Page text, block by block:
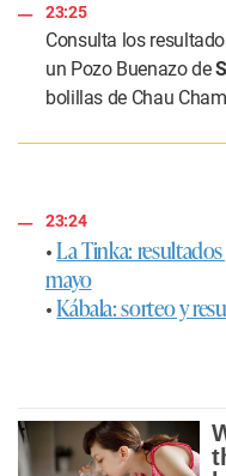
23:25
Consulta los
un Pozo Buenazo de
bolillas de Chau
23:24
•La Tinka:
mayo
•Kábala: sorteo y